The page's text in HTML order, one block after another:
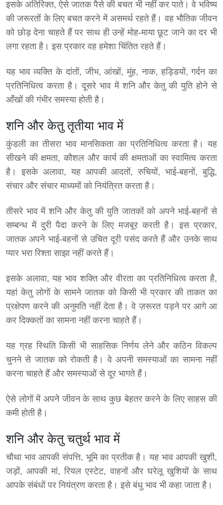
इसके अतिरिक्त, ऐसे जातक पैसे की बचत भी नहीं कर पाते। वे भविष्य
की जरूरतों के लिए बचत करने में असमर्थ रहते हैं। वह भौतिक जीवन
को छोड़ देना चाहते हैं पर साथ ही उन्हें मोह-माया छूट जाने का दर भी
लगा रहता है। इस प्रकार वह हमेशा चिंतित रहते हैं।
यह भाव व्यक्ति के दांतों, जीभ, आंखों, मुंह, नाक, हड्डियों, गर्दन का
प्रतिनिधित्व करता है। दूसरे भाव में शनि और केतु की युति होने से
आँखों की गंभीर समस्या होती है।
शनि और केतु तृतीया भाव में
कुंडली का तीसरा भाव मानसिकता का प्रतिनिधित्व करता है। यह
सीखने की क्षमता, कौशल और कार्य की क्षमताओं का स्वामित्व करता
है। इसके अलावा, यह आपकी आदतों, रुचियों, भाई-बहनों, बुद्धि,
संचार और संचार माध्यमों को नियंत्रित करता है।
तीसरे भाव में शनि और केतु की युति जातकों को अपने भाई-बहनों से
सम्बन्ध में दुरी पैदा करने के लिए मजबूर करती है। इस प्रकार,
जातक अपने भाई-बहनों से उचित दूरी पसंद करते हैं और उनके साथ
प्यार भरा रिश्ता साझा नहीं करते हैं।
इसके अलावा, यह भाव शक्ति और वीरता का प्रतिनिधित्व करता है,
यहां केतु लोगों के सामने जातक को किसी भी प्रकार की ताकत का
प्रक्षेपण करने की अनुमति नहीं देता है। वे ज़रूरत पड़ने पर आगे आ
कर दिक्कतों का सामना नहीं करना चाहते हैं।
यह ग्रह स्थिति किसी भी साहसिक निर्णय लेने और कठिन विकल्प
चुनने से जातक को रोकती है। वे अपनी समस्याओं का सामना नहीं
करना चाहते हैं और समस्याओं से दूर भागते हैं।
ऐसे लोगों में अपने जीवन के साथ कुछ बेहतर करने के लिए साहस की
कमी होती है।
शनि और केतु चतुर्थ भाव में
चौथा भाव आपकी संपत्ति, भूमि का प्रतीक है। यह भाव आपकी खुशी,
जड़ों, आपकी मां, रियल एस्टेट, वाहनों और घरेलू खुशियों के साथ
आपके संबंधों पर नियंत्रण करता है। इसे बंधु भाव भी कहा जाता है।